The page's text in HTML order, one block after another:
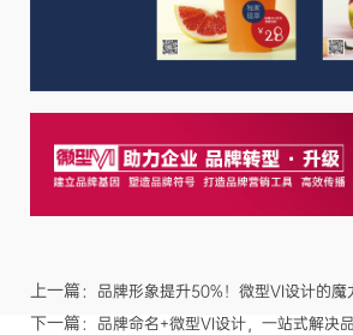
上一篇： 品牌形象提升50%！微型VI设计的魔
下一篇： 品牌命名+微型VI设计，一站式解决